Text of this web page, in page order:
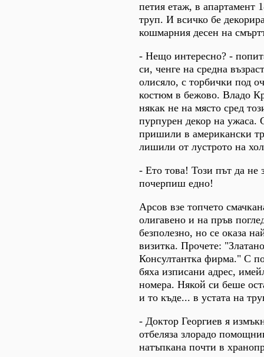
петия етаж, в апартамент
труп. И всичко бе
кошмарния десен на
- Нещо интересно? -
си, ченге на средна
олисяло, с торбички под
костюм в бежово. Владо
някак не на място сред
пурпурен декор на ужаса.
пришили в американски
лишили от лустрото на
- Ето това! Този път да не
почерпиш едно!
Арсов взе топчето
олигавено и на пръв
безполезно, но се оказа
визитка. Прочете:
Консултантка фирма." С
бяха изписани адрес,
номера. Някой си беше
и то къде... в устата на
- Доктор Георгиев я
отбеляза злорадо
натъпкана почти в